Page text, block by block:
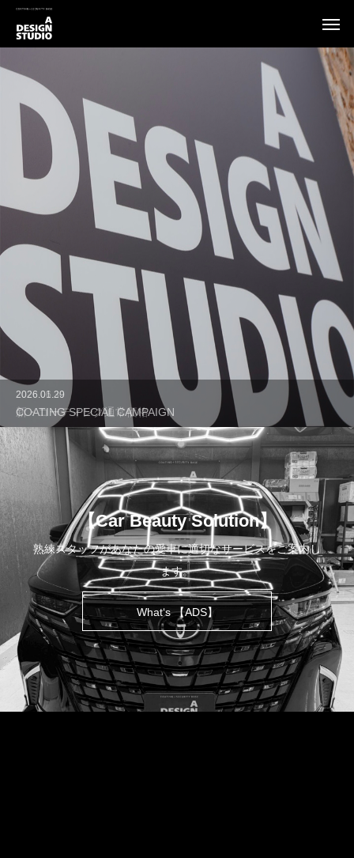
2026.01.29
COATING SPECIAL CAMPAIGN
【Car Beauty Solution】
熟練スタッフがあなたの愛車に適切なサービスをご案内し
ます。
What‘s 【ADS】